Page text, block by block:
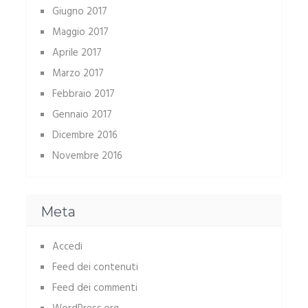
Giugno 2017
Maggio 2017
Aprile 2017
Marzo 2017
Febbraio 2017
Gennaio 2017
Dicembre 2016
Novembre 2016
Meta
Accedi
Feed dei contenuti
Feed dei commenti